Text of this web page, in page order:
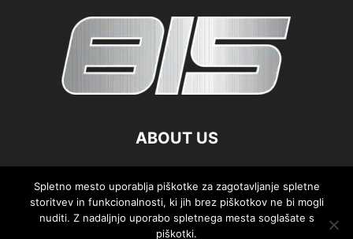
ABOUT US
FOLLOW US
Spletno mesto uporablja piškotke za zagotavljanje spletne
storitvev in funkcionalnosti, ki jih brez piškotkov ne bi mogli
nuditi. Z nadaljnjo uporabo spletnega mesta soglašate s
piškotki.